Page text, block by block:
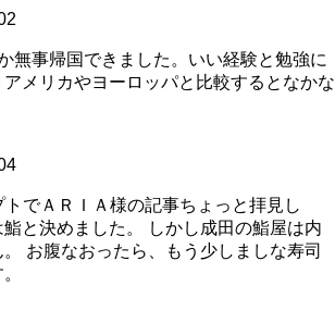
無事帰国できました。いい経験と勉強に
メリカやヨーロッパと比較するとなかな
でＡＲＩＡ様の記事ちょっと拝見し
と決めました。 しかし成田の鮨屋は内
お腹なおったら、もう少しましな寿司